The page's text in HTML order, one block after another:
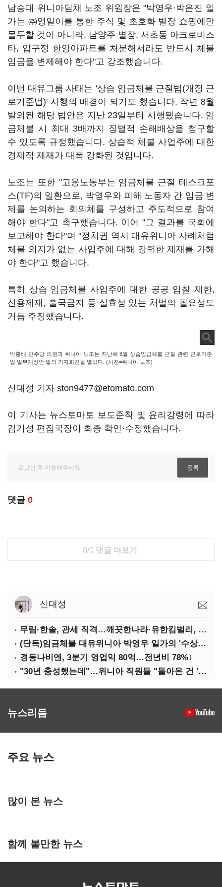
남승대 위니아딤채 노조 위원장은 "박영우·박은진 일
가는 ㈜영일이를 통한 주식 및 초호화 별장 쇼핑에만
몰두할 것이 아니라, 남양주 별장, 서초동 아크로비스
타, 압구정 한양아파트를 처분해서라도 반드시 체불
임금을 변제해야 한다"고 강조했습니다.
이번 대유그룹 사태는 '상습 임금체불 근절법(개정 근
로기준법)' 시행의 배경이 되기도 했습니다. 작년 8월
발의된 해당 법안은 지난 23일부터 시행됐습니다. 임
금체불 시 최대 3배까지 징벌적 손해배상을 청구할
수 있도록 규정했습니다. 상습적 체불 사업주에 대한
경제적 제재가 대폭 강화된 것입니다.
노조는 또한 "고용노동부는 임금체불 근절 테스크포
스(TF)의 일환으로, 박영우와 피해 노동자 간 임금 변
제를 논의하는 회의체를 구성하고 주도적으로 참여
해야 한다"고 촉구했습니다. 이어 "그 결과를 국회에
보고해야 한다"며 "정치권 역시 대유위니아 사례처럼
체불 의지가 없는 사업주에 대해 강력한 제재를 가해
야 한다"고 했습니다.
특히 상습 임금체불 사업주에 대한 공공 입찰 제한,
신용제재, 출국금지 등 실효성 있는 처벌의 필요성도
거듭 주장했습니다.
박홍배 민주당 의원과 위니아 노조는 지난해 8월 상습임금체불 근절 관련 근로기준
법 일부개정안 발의 기자회견을 열었다. (사진=위니아 노조)
신대성 기자 ston9477@etomato.com
이 기사는 뉴스토마토 보도준칙 및 윤리강령에 따라
김기성 편집국장이 최종 확인·수정했습니다.
댓글 0
0/0 댓글 더보기
신대성
무림·한솔, 관세 직격…깨끗한나라·유한킴벌리, 수익성 악화
(단독)임금체불 대유위니아 박영우 일가의 '수상한 별장'
경동나비엔, 3분기 영업익 80억…전년비 78%↓
"30년 충성했는데"…위니아 직원들 "돌아온 건 '배신'"
뉴스리듬
주요 뉴스
많이 본 뉴스
함께 볼만한 뉴스